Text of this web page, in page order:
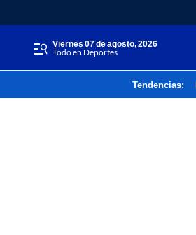
viernes 07 de agosto, 2026
Todo en Deportes
Tendencias: